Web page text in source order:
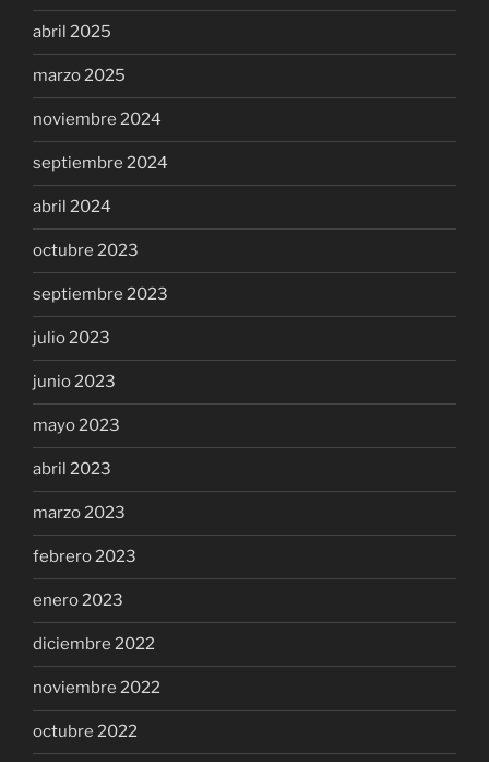
abril 2025
marzo 2025
noviembre 2024
septiembre 2024
abril 2024
octubre 2023
septiembre 2023
julio 2023
junio 2023
mayo 2023
abril 2023
marzo 2023
febrero 2023
enero 2023
diciembre 2022
noviembre 2022
octubre 2022